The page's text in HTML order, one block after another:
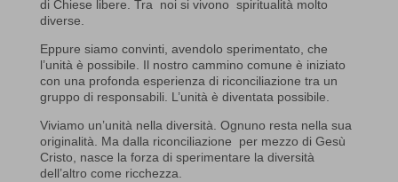
di Chiese libere. Tra noi si vivono spiritualità molto
diverse.
Eppure siamo convinti, avendolo sperimentato, che
l’unità è possibile. Il nostro cammino comune è iniziato
con una profonda esperienza di riconciliazione tra un
gruppo di responsabili. L’unità è diventata possibile.
Viviamo un’unità nella diversità. Ognuno resta nella sua
originalità. Ma dalla riconciliazione per mezzo di Gesù
Cristo, nasce la forza di sperimentare la diversità
dell’altro come ricchezza.